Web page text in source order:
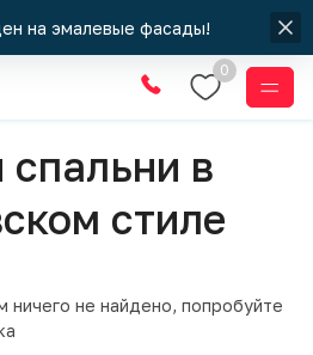
на эмалевые фасады!
0
в
стиле
ничего не найдено, попробуйте